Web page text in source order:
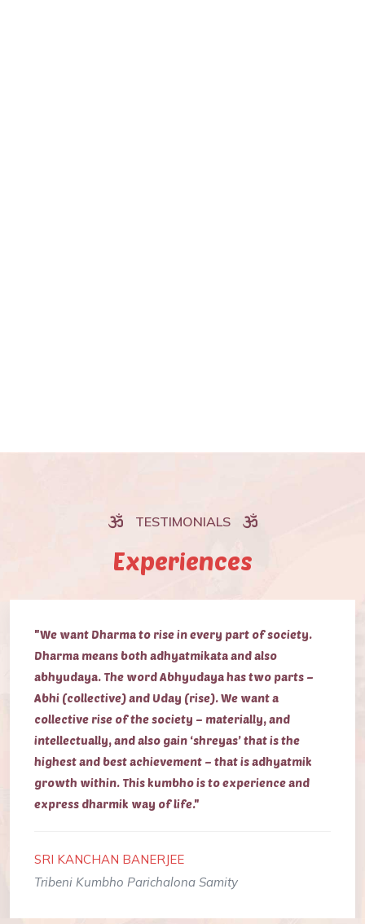
TESTIMONIALS
Experiences
"We want Dharma to rise in every part of society.
Dharma means both adhyatmikata and also
abhyudaya. The word Abhyudaya has two parts –
Abhi (collective) and Uday (rise). We want a
collective rise of the society – materially, and
intellectually, and also gain ‘shreyas’ that is the
highest and best achievement – that is adhyatmik
growth within. This kumbho is to experience and
express dharmik way of life."
SRI KANCHAN BANERJEE
Tribeni Kumbho Parichalona Samity